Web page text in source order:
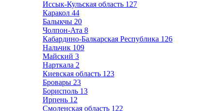
Иссык-Кульская область 127
Каракол 44
Балыкчы 20
Чолпон-Ата 8
Кабардино-Балкарская Республика 126
Нальчик 109
Майский 3
Нарткала 2
Киевская область 123
Бровары 23
Борисполь 13
Ирпень 12
Смоленская область 122